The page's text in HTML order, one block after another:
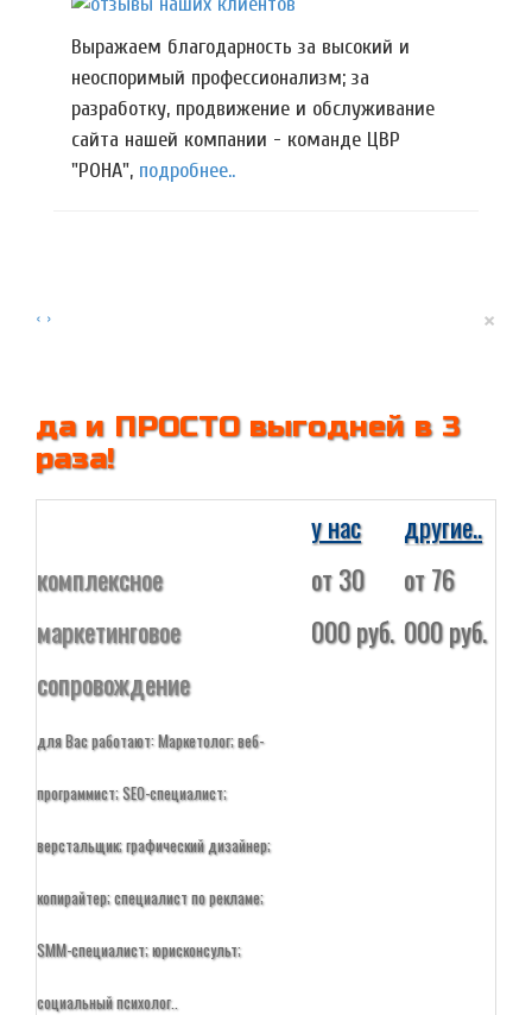
Выражаем благодарность за высокий и
неоспоримый профессионализм; за
разработку, продвижение и обслуживание
сайта нашей компании - команде ЦВР
"РОНА", подробнее..
‹ › ×
да и ПРОСТО выгодней в 3
раза!
у нас
другие..
комплексное
маркетинговое
сопровождение
для Вас работают: Маркетолог; веб-
программист; SEO-специалист;
верстальщик; графический дизайнер;
копирайтер; специалист по рекламе;
SMM-специалист; юрисконсульт;
социальный психолог..
от 30
000 руб.
от 76
000 руб.